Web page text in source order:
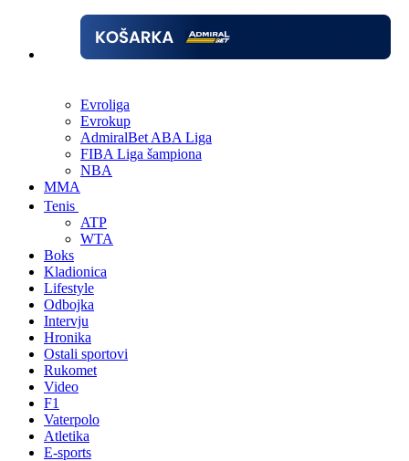
Evroliga
Evrokup
AdmiralBet ABA Liga
FIBA Liga šampiona
NBA
MMA
Tenis
ATP
WTA
Boks
Kladionica
Lifestyle
Odbojka
Intervju
Hronika
Ostali sportovi
Rukomet
Video
F1
Vaterpolo
Atletika
E-sports